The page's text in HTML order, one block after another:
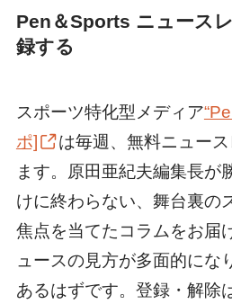
Pen＆Sports ニュース
録する
スポーツ特化型メディア
ポ]
は毎週、無料ニュー
ます。原田亜紀夫編集長が
けに終わらない、舞台裏の
焦点を当てたコラムをお届
ュースの見方が多面的にな
あるはずです。登録・解除